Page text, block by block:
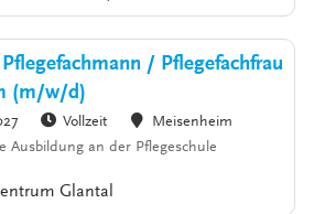
/ Pflegefachfrau
(m/w/d)
Vollzeit
Meisenheim
Ausbildung an der Pflegeschule
Glantal